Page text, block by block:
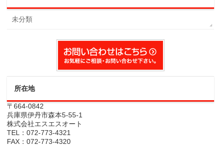
未分類
所在地
〒664-0842
兵庫県伊丹市森本5-55-1
株式会社エスエスオート
TEL：072-773-4321
FAX：072-773-4320